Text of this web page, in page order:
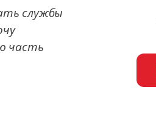
службы
часть